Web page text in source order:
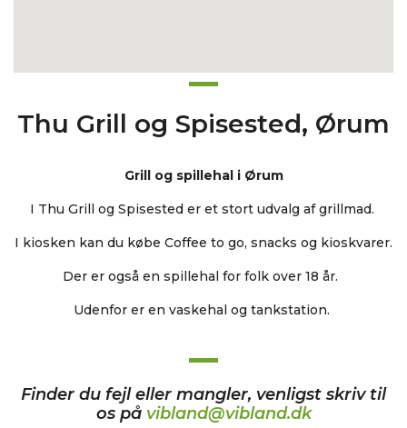
Thu Grill og Spisested, Ørum
Grill og spillehal i Ørum
I Thu Grill og Spisested er et stort udvalg af grillmad.
I kiosken kan du købe Coffee to go, snacks og kioskvarer.
Der er også en spillehal for folk over 18 år.
Udenfor er en vaskehal og tankstation.
Finder du fejl eller mangler, venligst skriv til
os på vibland@vibland.dk